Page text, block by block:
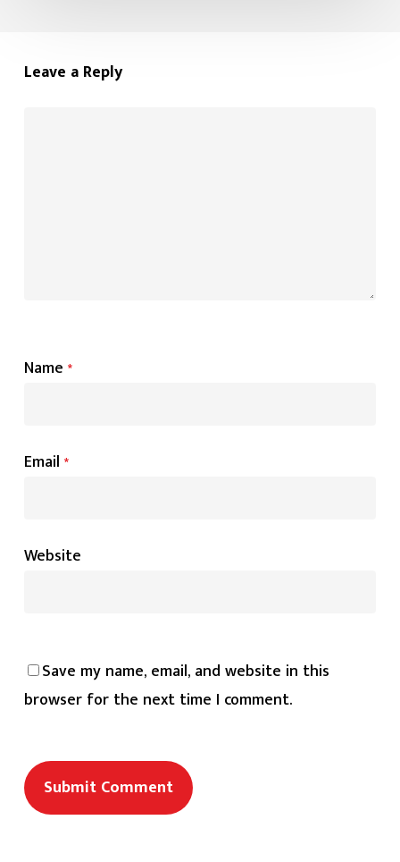
Leave a Reply
Name *
Email *
Website
Save my name, email, and website in this
browser for the next time I comment.